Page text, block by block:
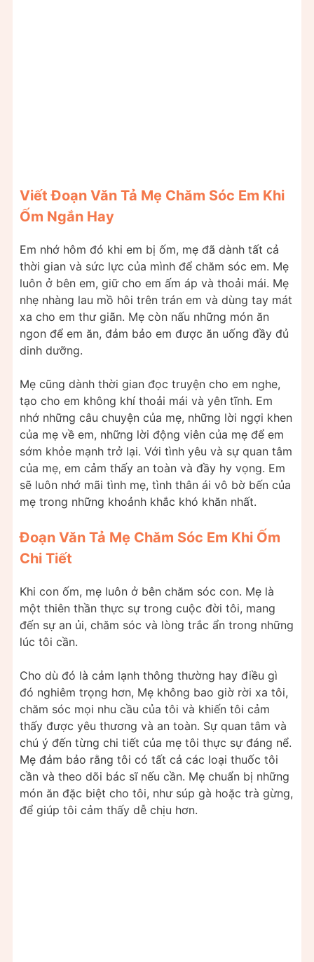
Viết Đoạn Văn Tả Mẹ Chăm Sóc Em Khi
Ốm Ngắn Hay
Em nhớ hôm đó khi em bị ốm, mẹ đã dành tất cả
thời gian và sức lực của mình để chăm sóc em. Mẹ
luôn ở bên em, giữ cho em ấm áp và thoải mái. Mẹ
nhẹ nhàng lau mồ hôi trên trán em và dùng tay mát
xa cho em thư giãn. Mẹ còn nấu những món ăn
ngon để em ăn, đảm bảo em được ăn uống đầy đủ
dinh dưỡng.
Mẹ cũng dành thời gian đọc truyện cho em nghe,
tạo cho em không khí thoải mái và yên tĩnh. Em
nhớ những câu chuyện của mẹ, những lời ngợi khen
của mẹ về em, những lời động viên của mẹ để em
sớm khỏe mạnh trở lại. Với tình yêu và sự quan tâm
của mẹ, em cảm thấy an toàn và đầy hy vọng. Em
sẽ luôn nhớ mãi tình mẹ, tình thân ái vô bờ bến của
mẹ trong những khoảnh khắc khó khăn nhất.
Đoạn Văn Tả Mẹ Chăm Sóc Em Khi Ốm
Chi Tiết
Khi con ốm, mẹ luôn ở bên chăm sóc con. Mẹ là
một thiên thần thực sự trong cuộc đời tôi, mang
đến sự an ủi, chăm sóc và lòng trắc ẩn trong những
lúc tôi cần.
Cho dù đó là cảm lạnh thông thường hay điều gì
đó nghiêm trọng hơn, Mẹ không bao giờ rời xa tôi,
chăm sóc mọi nhu cầu của tôi và khiến tôi cảm
thấy được yêu thương và an toàn. Sự quan tâm và
chú ý đến từng chi tiết của mẹ tôi thực sự đáng nể.
Mẹ đảm bảo rằng tôi có tất cả các loại thuốc tôi
cần và theo dõi bác sĩ nếu cần. Mẹ chuẩn bị những
món ăn đặc biệt cho tôi, như súp gà hoặc trà gừng,
để giúp tôi cảm thấy dễ chịu hơn.